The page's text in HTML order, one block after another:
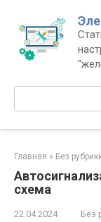
контенту
Поиск:
Главная » Без
схема
22.04.2024 Без